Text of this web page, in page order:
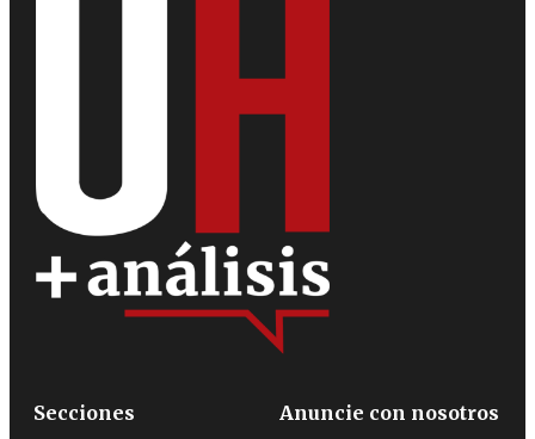
Secciones
Anuncie con nosotros